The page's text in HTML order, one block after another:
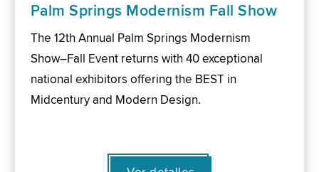
Palm Springs Modernism Fall Show
The 12th Annual Palm Springs Modernism
Show–Fall Event returns with 40 exceptional
national exhibitors offering the BEST in
Midcentury and Modern Design.